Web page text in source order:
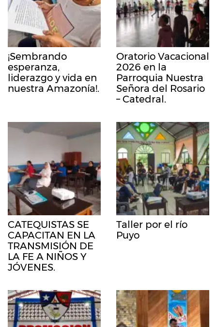
¡Sembrando
esperanza,
liderazgo y vida en
nuestra Amazonía!.
Oratorio Vacacional
2026 en la
Parroquia Nuestra
Señora del Rosario
– Catedral.
CATEQUISTAS SE
CAPACITAN EN LA
TRANSMISIÓN DE
LA FE A NIÑOS Y
JÓVENES.
Taller por el río
Puyo